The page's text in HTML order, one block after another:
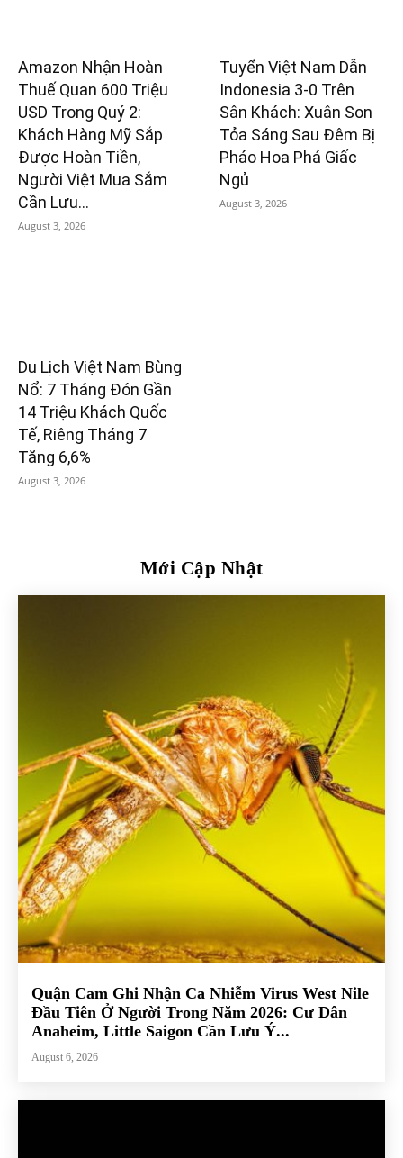
Amazon Nhận Hoàn
Thuế Quan 600 Triệu
USD Trong Quý 2:
Khách Hàng Mỹ Sắp
Được Hoàn Tiền,
Người Việt Mua Sắm
Cần Lưu...
August 3, 2026
Tuyển Việt Nam Dẫn
Indonesia 3-0 Trên
Sân Khách: Xuân Son
Tỏa Sáng Sau Đêm Bị
Pháo Hoa Phá Giấc
Ngủ
August 3, 2026
Du Lịch Việt Nam Bùng
Nổ: 7 Tháng Đón Gần
14 Triệu Khách Quốc
Tế, Riêng Tháng 7
Tăng 6,6%
August 3, 2026
Mới Cập Nhật
Quận Cam Ghi Nhận Ca Nhiễm Virus West Nile
Đầu Tiên Ở Người Trong Năm 2026: Cư Dân
Anaheim, Little Saigon Cần Lưu Ý...
August 6, 2026